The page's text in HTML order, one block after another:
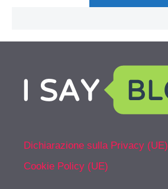
Dichiarazione sulla Privacy (UE)
Cookie Policy (UE)